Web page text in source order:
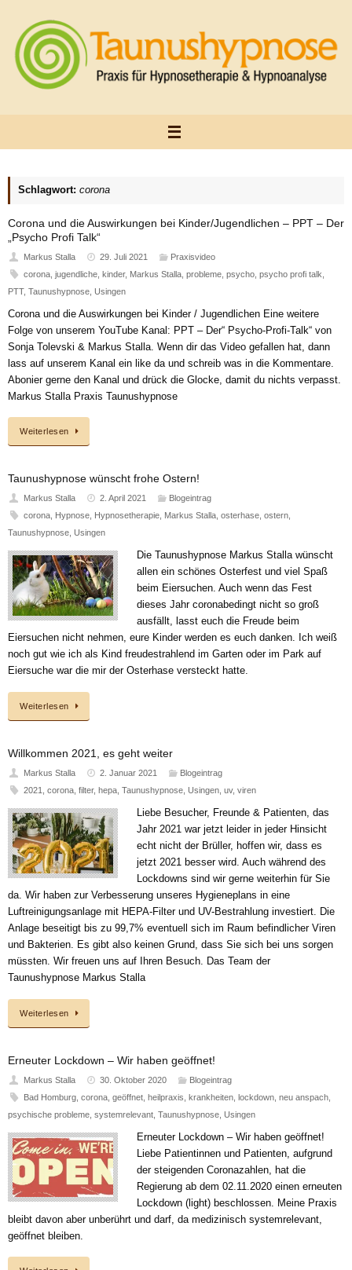
springen
Schlagwort: corona
Corona und die Auswirkungen bei Kinder/Jugendlichen – PPT – Der
„Psycho Profi Talk“
Markus Stalla 29. Juli 2021
Praxisvideo
corona, jugendliche, kinder, Markus Stalla, probleme, psycho, psycho profi talk
PTT, Taunushypnose Usingen
Corona und die Auswirkungen bei Kinder / Jugendlichen Eine weitere
Folge von unserem YouTube Kanal: PPT – Der“ Psycho-Profi-Talk“ von
Sonja Tolevski & Markus Stalla. Wenn dir das Video gefallen hat, dann
lass auf unserem Kanal ein like da und schreib was in die Kommentare.
Abonier gerne den Kanal und drück die Glocke, damit du nichts verpasst.
Markus Stalla Praxis Taunushypnose
Weiterlesen
Taunushypnose wünscht frohe Ostern!
Markus Stalla 2. April 2021
Blogeintrag
corona, Hypnose, Hypnosetherapie, Markus Stalla, osterhase, ostern,
Taunushypnose, Usingen
Die Taunushypnose Markus Stalla wünscht
allen ein schönes Osterfest und viel Spaß
beim Eiersuchen. Auch wenn das Fest
dieses Jahr coronabedingt nicht so groß
ausfällt, lasst euch die Freude beim
Eiersuchen nicht nehmen, eure Kinder werden es euch danken. Ich weiß
noch gut wie ich als Kind freudestrahlend im Garten oder im Park auf
Eiersuche war die mir der Osterhase versteckt hatte.
Weiterlesen
Willkommen 2021, es geht weiter
Markus Stalla 2. Januar 2021
Blogeintrag
2021
corona, filter, hepa, Taunushypnose, Usingen, uv, viren
Liebe Besucher, Freunde & Patienten, das
Jahr 2021 war jetzt leider in jeder Hinsicht
echt nicht der Brüller, hoffen wir, dass es
jetzt 2021 besser wird. Auch während des
Lockdowns sind wir gerne weiterhin für Sie
da. Wir haben zur Verbesserung unseres Hygieneplans in eine
Luftreinigungsanlage mit HEPA-Filter und UV-Bestrahlung investiert. Die
Anlage beseitigt bis zu 99,7% eventuell sich im Raum befindlicher Viren
und Bakterien. Es gibt also keinen Grund, dass Sie sich bei uns sorgen
müssten. Wir freuen uns auf Ihren Besuch. Das Team der
Taunushypnose Markus Stalla
Weiterlesen
Erneuter Lockdown – Wir haben geöffnet!
Markus Stalla 30. Oktober 2020
Blogeintrag
Bad Homburg, corona, geöffnet, heilpraxis krankheiten, lockdown, neu anspach,
psychische probleme systemrelevant Taunushypnose Usingen
Erneuter Lockdown – Wir haben geöffnet!
Liebe Patientinnen und Patienten, aufgrund
der steigenden Coronazahlen, hat die
Regierung ab dem 02.11.2020 einen erneuten
Lockdown (light) beschlossen. Meine Praxis
bleibt davon aber unberührt und darf, da medizinisch systemrelevant,
geöffnet bleiben.